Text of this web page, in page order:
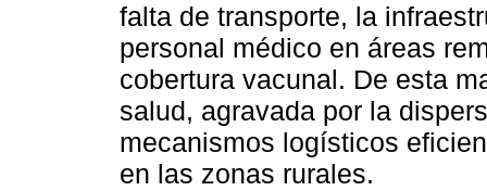
falta de transporte, la
personal médico en áreas
cobertura vacunal. De esta
salud, agravada por la
mecanismos logísticos
en las zonas rurales.